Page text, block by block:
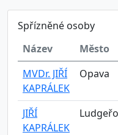
Spřízněné osoby
Název
Město
MVDr. JIŘÍ
KAPRÁLEK
Opava
JIŘÍ
KAPRÁLEK